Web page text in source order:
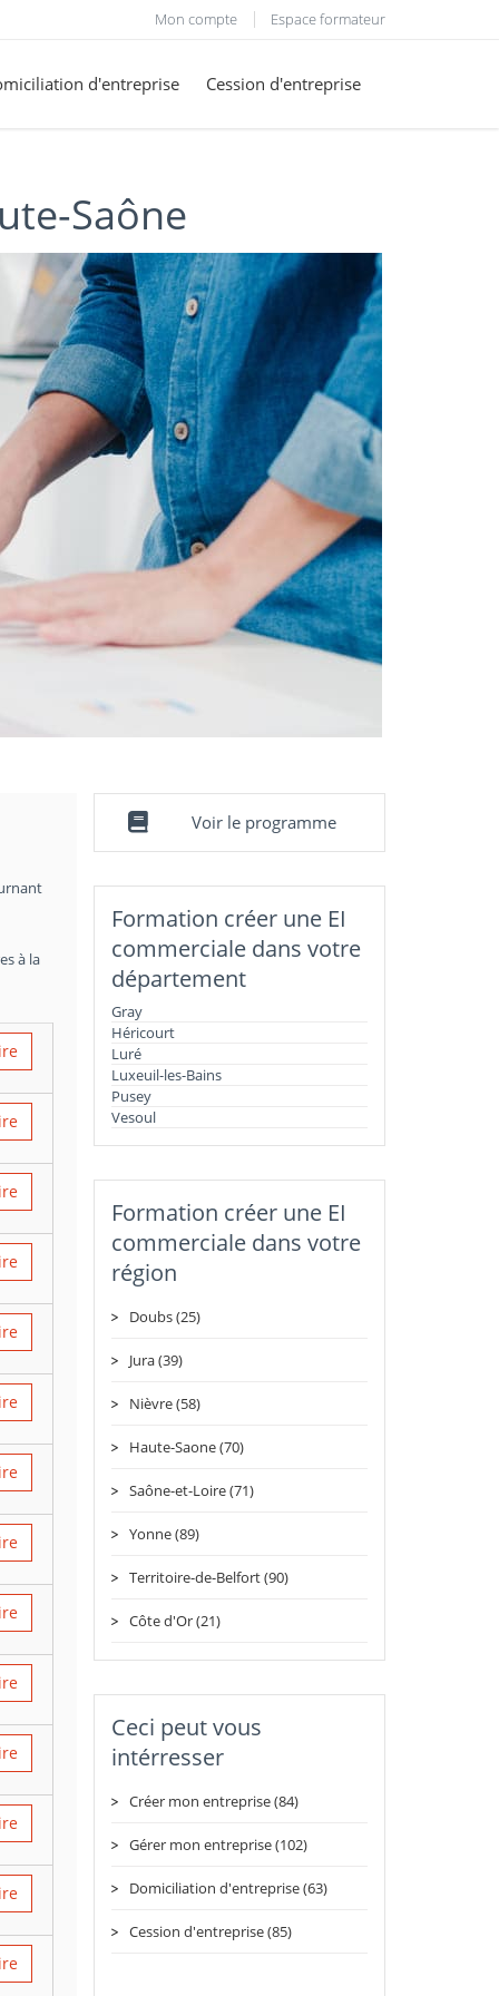
Mon compte Espace formateur
d'entreprise Cession d'entreprise
Saône
à la
Voir le programme
Formation créer une EI
commerciale dans votre
département
Gray
Héricourt
Luré
Luxeuil-les-Bains
Pusey
Vesoul
Formation créer une EI
commerciale dans votre
région
Doubs (25)
Jura (39)
Nièvre (58)
Haute-Saone (70)
Saône-et-Loire (71)
Yonne (89)
Territoire-de-Belfort (90)
Côte d'Or (21)
Ceci peut vous
intérresser
Créer mon entreprise (84)
Gérer mon entreprise (102)
Domiciliation d'entreprise (63)
Cession d'entreprise (85)